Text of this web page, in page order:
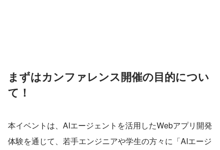
まずはカンファレンス開催の目的につい
て！
本イベントは、AIエージェントを活用したWebアプリ開発
体験を通じて、若手エンジニアや学生の方々に「AIエージ